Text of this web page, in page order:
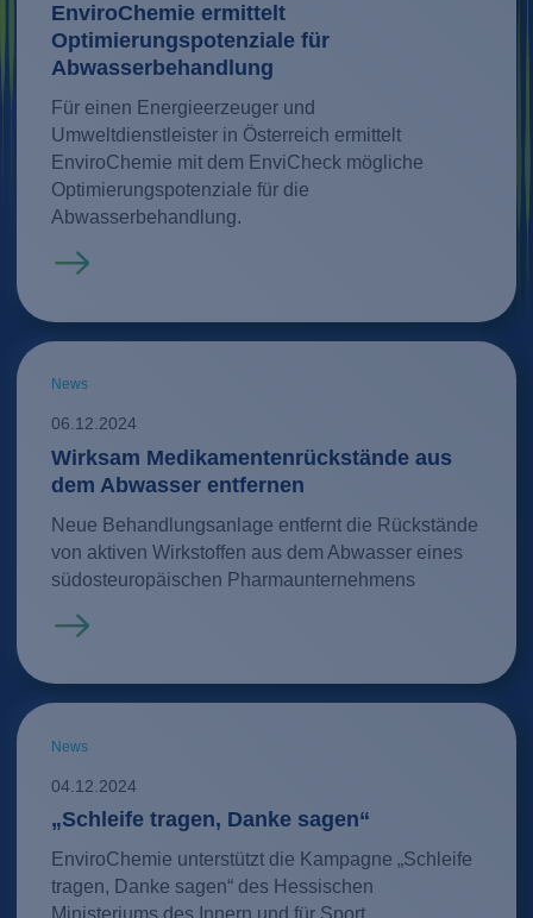
EnviroChemie ermittelt
Optimierungspotenziale für
Abwasserbehandlung
Für einen Energieerzeuger und
Umweltdienstleister in Österreich ermittelt
EnviroChemie mit dem EnviCheck mögliche
Optimierungspotenziale für die
Abwasserbehandlung.
Mehr erfahren
News
06.12.2024
Wirksam Medikamentenrückstände aus
dem Abwasser entfernen
Neue Behandlungsanlage entfernt die Rückstände
von aktiven Wirkstoffen aus dem Abwasser eines
südosteuropäischen Pharmaunternehmens
Mehr erfahren
News
04.12.2024
„Schleife tragen, Danke sagen“
EnviroChemie unterstützt die Kampagne „Schleife
tragen, Danke sagen“ des Hessischen
Ministeriums des Innern und für Sport